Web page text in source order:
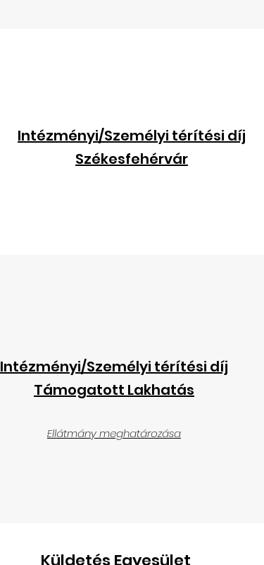
Intézményi/Személyi térítési díj
Székesfehérvár
Intézményi/Személyi térítési díj
Támogatott Lakhatás
Ellátmány meghatározása
Küldetés Egyesület